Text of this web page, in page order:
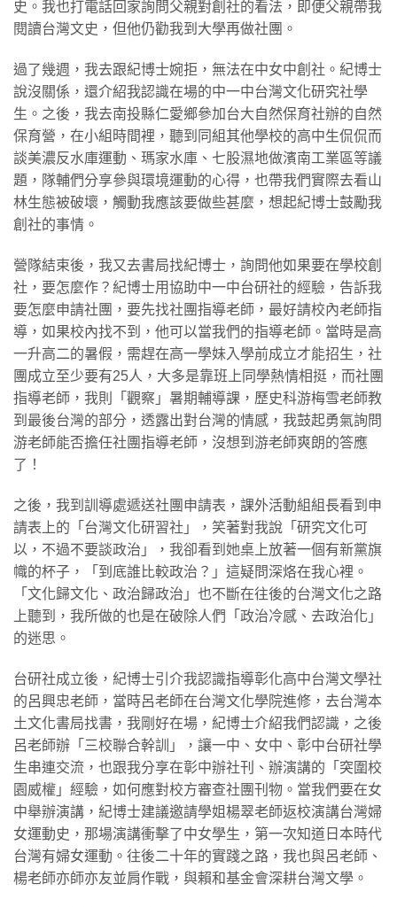
史。我也打電話回家詢問父親對創社的看法，即便父親帶我
閱讀台灣文史，但他仍勸我到大學再做社團。
過了幾週，我去跟紀博士婉拒，無法在中女中創社。紀博士
說沒關係，還介紹我認識在場的中一中台灣文化研究社學
生。之後，我去南投縣仁愛鄉參加台大自然保育社辦的自然
保育營，在小組時間裡，聽到同組其他學校的高中生侃侃而
談美濃反水庫運動、瑪家水庫、七股濕地做濱南工業區等議
題，隊輔們分享參與環境運動的心得，也帶我們實際去看山
林生態被破壞，觸動我應該要做些甚麼，想起紀博士鼓勵我
創社的事情。
營隊結束後，我又去書局找紀博士，詢問他如果要在學校創
社，要怎麼作？紀博士用協助中一中台研社的經驗，告訴我
要怎麼申請社團，要先找社團指導老師，最好請校內老師指
導，如果校內找不到，他可以當我們的指導老師。當時是高
一升高二的暑假，需趕在高一學妹入學前成立才能招生，社
團成立至少要有25人，大多是靠班上同學熱情相挺，而社團
指導老師，我則「觀察」暑期輔導課，歷史科游梅雪老師教
到最後台灣的部分，透露出對台灣的情感，我鼓起勇氣詢問
游老師能否擔任社團指導老師，沒想到游老師爽朗的答應
了！
之後，我到訓導處遞送社團申請表，課外活動組組長看到申
請表上的「台灣文化研習社」，笑著對我說「研究文化可
以，不過不要談政治」，我卻看到她桌上放著一個有新黨旗
幟的杯子，「到底誰比較政治？」這疑問深烙在我心裡。
「文化歸文化、政治歸政治」也不斷在往後的台灣文化之路
上聽到，我所做的也是在破除人們「政治冷感、去政治化」
的迷思。
台研社成立後，紀博士引介我認識指導彰化高中台灣文學社
的呂興忠老師，當時呂老師在台灣文化學院進修，去台灣本
土文化書局找書，我剛好在場，紀博士介紹我們認識，之後
呂老師辦「三校聯合幹訓」，讓一中、女中、彰中台研社學
生串連交流，也跟我分享在彰中辦社刊、辦演講的「突圍校
園威權」經驗，如何應對校方審查社團刊物。當我們要在女
中舉辦演講，紀博士建議邀請學姐楊翠老師返校演講台灣婦
女運動史，那場演講衝擊了中女學生，第一次知道日本時代
台灣有婦女運動。往後二十年的實踐之路，我也與呂老師、
楊老師亦師亦友並肩作戰，與賴和基金會深耕台灣文學。